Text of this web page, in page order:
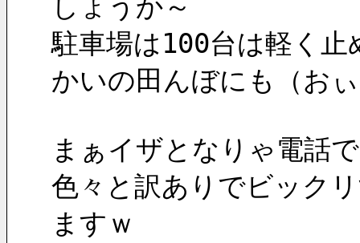
しょうか～
駐車場は100台は軽く止
かいの田んぼにも（お
まぁイザとなりゃ電話
色々と訳ありでビック
ますｗ